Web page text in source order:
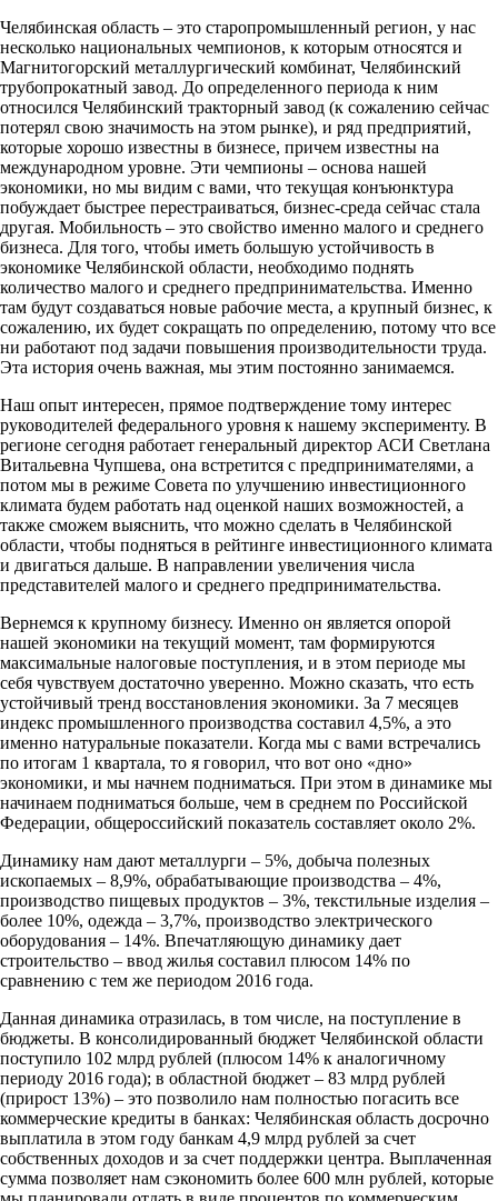
Челябинская область – это старопромышленный регион, у нас
несколько национальных чемпионов, к которым относятся и
Магнитогорский металлургический комбинат, Челябинский
трубопрокатный завод. До определенного периода к ним
относился Челябинский тракторный завод (к сожалению сейчас
потерял свою значимость на этом рынке), и ряд предприятий,
которые хорошо известны в бизнесе, причем известны на
международном уровне. Эти чемпионы – основа нашей
экономики, но мы видим с вами, что текущая конъюнктура
побуждает быстрее перестраиваться, бизнес-среда сейчас стала
другая. Мобильность – это свойство именно малого и среднего
бизнеса. Для того, чтобы иметь большую устойчивость в
экономике Челябинской области, необходимо поднять
количество малого и среднего предпринимательства. Именно
там будут создаваться новые рабочие места, а крупный бизнес, к
сожалению, их будет сокращать по определению, потому что все
ни работают под задачи повышения производительности труда.
Эта история очень важная, мы этим постоянно занимаемся.
Наш опыт интересен, прямое подтверждение тому интерес
руководителей федерального уровня к нашему эксперименту. В
регионе сегодня работает генеральный директор АСИ Светлана
Витальевна Чупшева, она встретится с предпринимателями, а
потом мы в режиме Совета по улучшению инвестиционного
климата будем работать над оценкой наших возможностей, а
также сможем выяснить, что можно сделать в Челябинской
области, чтобы подняться в рейтинге инвестиционного климата
и двигаться дальше. В направлении увеличения числа
представителей малого и среднего предпринимательства.
Вернемся к крупному бизнесу. Именно он является опорой
нашей экономики на текущий момент, там формируются
максимальные налоговые поступления, и в этом периоде мы
себя чувствуем достаточно уверенно. Можно сказать, что есть
устойчивый тренд восстановления экономики. За 7 месяцев
индекс промышленного производства составил 4,5%, а это
именно натуральные показатели. Когда мы с вами встречались
по итогам 1 квартала, то я говорил, что вот оно «дно»
экономики, и мы начнем подниматься. При этом в динамике мы
начинаем подниматься больше, чем в среднем по Российской
Федерации, общероссийский показатель составляет около 2%.
Динамику нам дают металлурги – 5%, добыча полезных
ископаемых – 8,9%, обрабатывающие производства – 4%,
производство пищевых продуктов – 3%, текстильные изделия –
более 10%, одежда – 3,7%, производство электрического
оборудования – 14%. Впечатляющую динамику дает
строительство – ввод жилья составил плюсом 14% по
сравнению с тем же периодом 2016 года.
Данная динамика отразилась, в том числе, на поступление в
бюджеты. В консолидированный бюджет Челябинской области
поступило 102 млрд рублей (плюсом 14% к аналогичному
периоду 2016 года); в областной бюджет – 83 млрд рублей
(прирост 13%) – это позволило нам полностью погасить все
коммерческие кредиты в банках: Челябинская область досрочно
выплатила в этом году банкам 4,9 млрд рублей за счет
собственных доходов и за счет поддержки центра. Выплаченная
сумма позволяет нам сэкономить более 600 млн рублей, которые